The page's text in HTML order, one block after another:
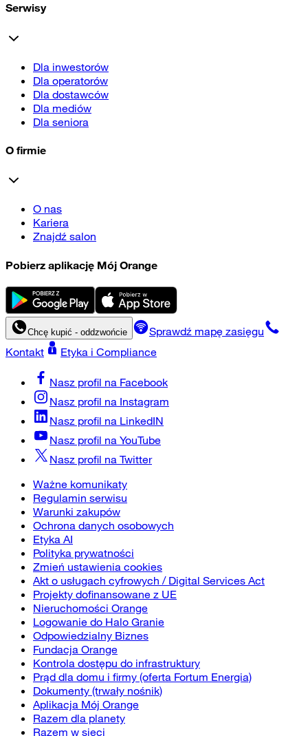
Serwisy
Dla inwestorów
Dla operatorów
Dla dostawców
Dla mediów
Dla seniora
O firmie
O nas
Kariera
Znajdź salon
Pobierz aplikację Mój Orange
Chcę kupić - oddzwońcie
Sprawdź mapę zasięgu
Kontakt
Etyka i Compliance
Nasz profil na Facebook
Nasz profil na Instagram
Nasz profil na LinkedIN
Nasz profil na YouTube
Nasz profil na Twitter
Ważne komunikaty
Regulamin serwisu
Warunki zakupów
Ochrona danych osobowych
Etyka AI
Polityka prywatności
Zmień ustawienia cookies
Akt o usługach cyfrowych / Digital Services Act
Projekty dofinansowane z UE
Nieruchomości Orange
Logowanie do Halo Granie
Odpowiedzialny Biznes
Fundacja Orange
Kontrola dostępu do infrastruktury
Prąd dla domu i firmy (oferta Fortum Energia)
Dokumenty (trwały nośnik)
Aplikacja Mój Orange
Razem dla planety
Razem w sieci